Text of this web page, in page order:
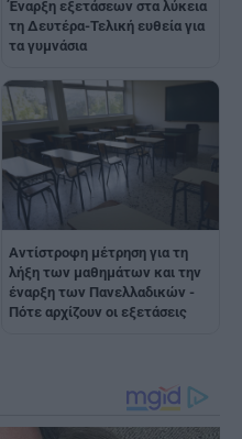
Έναρξη εξετάσεων στα λύκεια
τη Δευτέρα-Τελική ευθεία για
τα γυμνάσια
Αντίστροφη μέτρηση για τη
λήξη των μαθημάτων και την
έναρξη των Πανελλαδικών -
Πότε αρχίζουν οι εξετάσεις